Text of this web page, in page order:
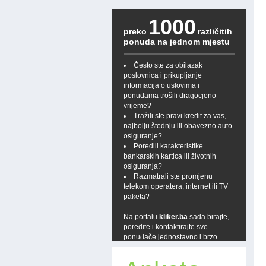
preko 1000 različitih
ponuda na jednom mjestu
Često ste za obilazak
poslovnica i prikupljanje
informacija o uslovima i
ponudama trošili dragocjeno
vrijeme?
Tražili ste pravi kredit za vas,
najbolju štednju ili obavezno auto
osiguranje?
Poredili karakteristike
bankarskih kartica ili životnih
osiguranja?
Razmatrali ste promjenu
telekom operatera, internet ili TV
paketa?
Na portalu kliker.ba sada birajte,
poredite i kontaktirajte sve
ponuđače jednostavno i brzo.